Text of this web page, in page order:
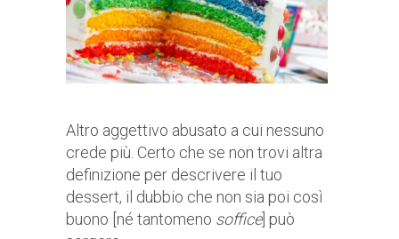
Altro aggettivo abusato a cui nessuno
crede più. Certo che se non trovi altra
definizione per descrivere il tuo
dessert, il dubbio che non sia poi così
buono [né tantomeno soffice] può